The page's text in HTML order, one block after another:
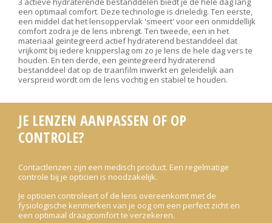
een optimaal comfort. Deze technologie is drieledig. Ten eerste,
een middel dat het lensoppervlak 'smeert' voor een onmiddellijk
comfort zodra je de lens inbrengt. Ten tweede, een in het
materiaal geïntegreerd actief hydraterend bestanddeel dat
vrijkomt bij iedere knipperslag om zo je lens de hele dag vers te
houden. En ten derde, een geïntegreerd hydraterend
bestanddeel dat op de traanfilm inwerkt en geleidelijk aan
verspreid wordt om de lens vochtig en stabiel te houden.
JE LENZEN AANPASSEN OF OP
CONTROLE?
Contactlenzen zijn een medisch product. Een regelmatige
controle bij je opticien is noodzakelijk.
Je opticien controleert of de lens overeenkomt met de
fysiologische kenmerken van je oog om een perfect zicht en
een optimaal draagcomfort te verzekeren.